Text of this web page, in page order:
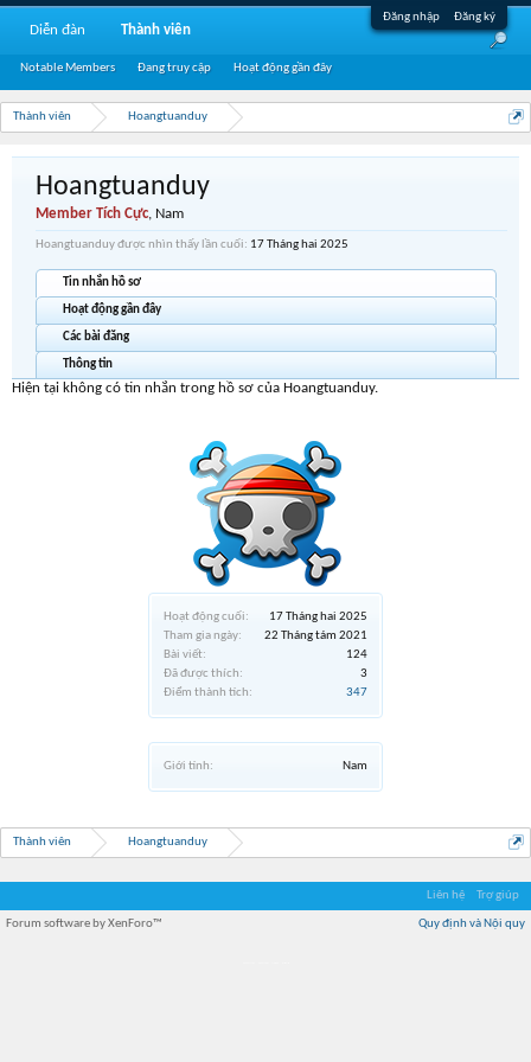
Đăng nhập Đăng ký
Thành viên Hoangtuanduy
Hoạt động cuối:
17 Tháng hai 2025
Tham gia ngày:
22 Tháng tám 2021
Bài viết:
124
Đã được thích:
3
Điểm thành tích:
347
Giới tính: Nam
Hoangtuanduy
Member Tích Cực, Nam
Hoangtuanduy được nhìn thấy lần cuối: 17 Tháng hai 2025
Tin nhắn hồ sơ
Hoạt động gần đây
Các bài đăng
Thông tin
Hiện tại không có tin nhắn trong hồ sơ của Hoangtuanduy.
Thành viên Hoangtuanduy
Diễn đàn Thành viên
Notable Members Đang truy cập Hoạt động gần đây
Liên hệ Trợ giúp
Quy định và Nội quy
Forum software by XenForo™